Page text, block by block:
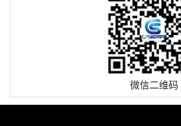
微信二维码